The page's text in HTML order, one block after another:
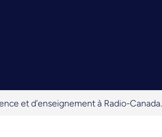
et d’enseignement à Radio-Canada.